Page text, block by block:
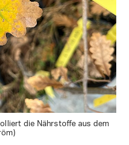
die Nährstoffe aus dem